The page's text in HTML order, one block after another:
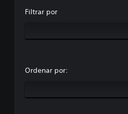
Filtrar por
Ordenar por: